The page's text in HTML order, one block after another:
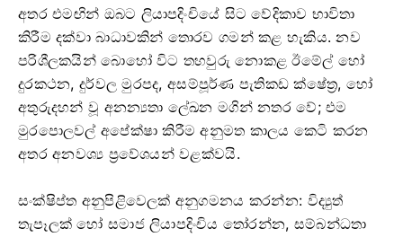
අතර එමඟින් ඔබට ලියාපදිංචියේ සිට වේදිකාව භාවිතා
කිරීම දක්වා බාධාවකින් තොරව ගමන් කළ හැකිය. නව
පරිශීලකයින් බොහෝ විට තහවුරු නොකළ ඊමේල් හෝ
දුරකථන, දුර්වල මුරපද, අසම්පූර්ණ පැතිකඩ ක්ෂේත්‍ර, හෝ
අතුරුදහන් වූ අනන්‍යතා ලේඛන මගින් නතර වේ; එම
මුරපොලවල් අපේක්ෂා කිරීම අනුමත කාලය කෙටි කරන
අතර අනවශ්‍ය ප්‍රවේශයන් වළක්වයි.
සංක්ෂිප්ත අනුපිළිවෙලක් අනුගමනය කරන්න: විද්‍යුත්
තැපෑලක් හෝ සමාජ ලියාපදිංචිය තෝරන්න, සම්බන්ධතා